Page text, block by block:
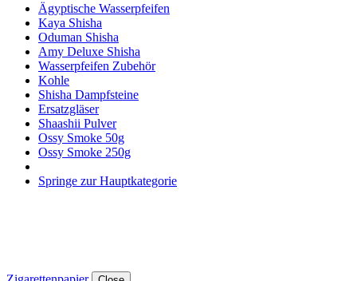
Ägyptische Wasserpfeifen
Kaya Shisha
Oduman Shisha
Amy Deluxe Shisha
Wasserpfeifen Zubehör
Kohle
Shisha Dampfsteine
Ersatzgläser
Shaashii Pulver
Ossy Smoke 50g
Ossy Smoke 250g
Springe zur Hauptkategorie